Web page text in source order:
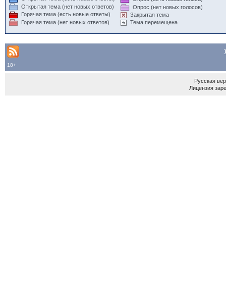
Открытая тема (нет новых ответов)
Горячая тема (есть новые ответы)
Горячая тема (нет новых ответов)
Опрос (нет новых голосов)
Закрытая тема
Тема перемещена
18+
Русская
Лицензия